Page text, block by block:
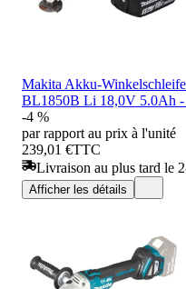
Makita Akku-
BL1850B Li 18,0V 5.0Ah -
-4 %
par rapport au prix à l'unité
239,01 €TTC
Livraison au plus tard le
Afficher les détails